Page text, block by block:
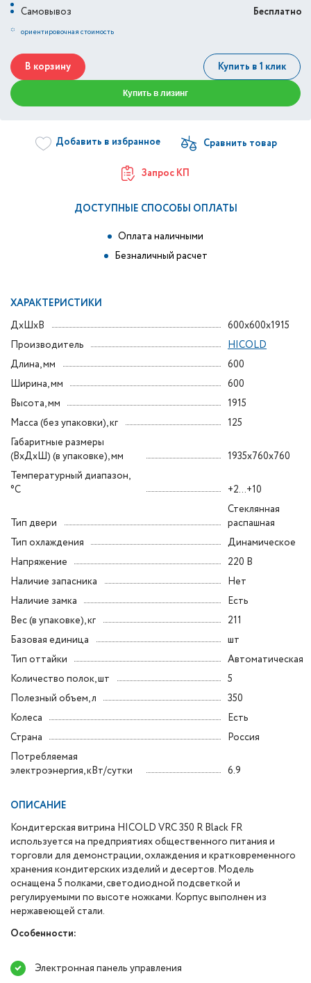
Самовывоз
Бесплатно
* ориентировочная стоимость
В корзину Купить в 1 клик
Купить в лизинг
Добавить в избранное
Запрос КП
ДОСТУПНЫЕ СПОСОБЫ ОПЛАТЫ
Оплата наличными
Безналичный расчет
ХАРАКТЕРИСТИКИ
ДxШxВ
600x600x1915
Производитель
HICOLD
Длина, мм
600
Ширина, мм
600
Высота, мм
1915
Масса (без упаковки), кг
125
Габаритные размеры
(ВxДxШ) (в упаковке), мм
1935x760x760
Температурный диапазон,
°C
+2...+10
Тип двери
Стеклянная
распашная
Тип охлаждения
Динамическое
Напряжение
220 В
Наличие запасника
Нет
Наличие замка
Есть
Вес (в упаковке), кг
211
Базовая единица
шт
Тип оттайки
Автоматическая
Количество полок, шт
5
Полезный объем, л
350
Колеса
Есть
Страна
Россия
Потребляемая
электроэнергия, кВт/сутки
6.9
ОПИСАНИЕ
Кондитерская витрина HICOLD VRC 350 R Black FR
используется на предприятиях общественного питания и
торговли для демонстрации, охлаждения и кратковременного
хранения кондитерских изделий и десертов. Модель
оснащена 5 полками, светодиодной подсветкой и
регулируемыми по высоте ножками. Корпус выполнен из
нержавеющей стали.
Особенности:
Электронная панель управления